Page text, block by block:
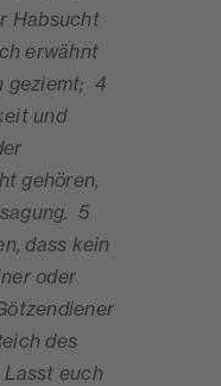
Habsucht
erwähnt
geziemt; 4
und
gehören,
5
dass kein
oder
des
euch